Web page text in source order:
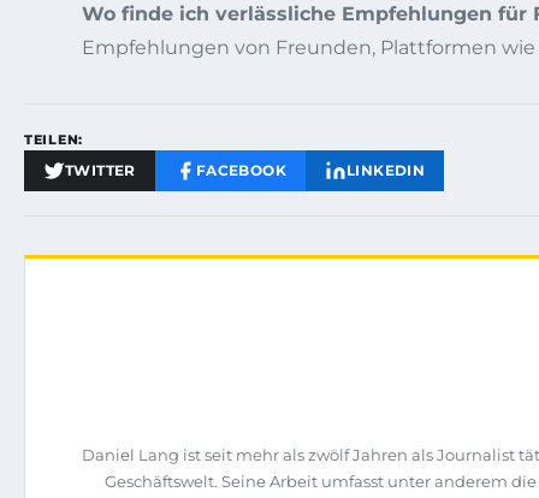
Wo finde ich verlässliche Empfehlungen für
Empfehlungen von Freunden, Plattformen wie
TEILEN:
TWITTER FACEBOOK LINKEDIN
Daniel Lang ist seit mehr als zwölf Jahren als Journalist
Geschäftswelt. Seine Arbeit umfasst unter anderem